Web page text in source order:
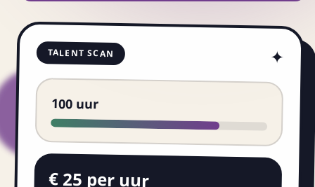
TALENT SCAN ✦
100 uur
€ 25 per uur